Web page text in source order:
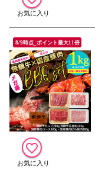
8/9時点_ポイント最大11倍